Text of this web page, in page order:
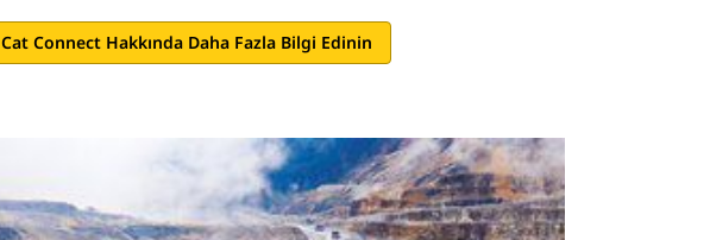
Cat Connect Hakkında Daha Fazla Bilgi Edinin